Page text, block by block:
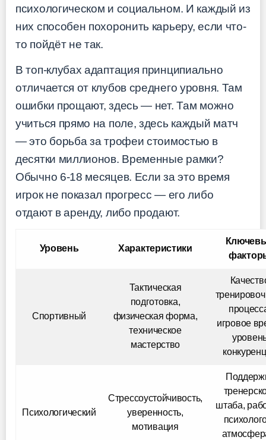
психологическом и социальном. И каждый из
них способен похоронить карьеру, если что-
то пойдёт не так.
В топ-клубах адаптация принципиально
отличается от клубов среднего уровня. Там
ошибки прощают, здесь — нет. Там можно
учиться прямо на поле, здесь каждый матч
— это борьба за трофеи стоимостью в
десятки миллионов. Временные рамки?
Обычно 6-18 месяцев. Если за это время
игрок не показал прогресс — его либо
отдают в аренду, либо продают.
Уровень Характеристики
Спортивный
Тактическая
подготовка,
физическая форма,
техническое
мастерство
игровое
Психологический
Стрессоустойчивость,
уверенность,
мотивация
штаба,